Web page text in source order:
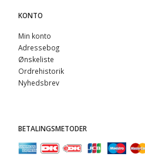
KONTO
Min konto
Adressebog
Ønskeliste
Ordrehistorik
Nyhedsbrev
BETALINGSMETODER